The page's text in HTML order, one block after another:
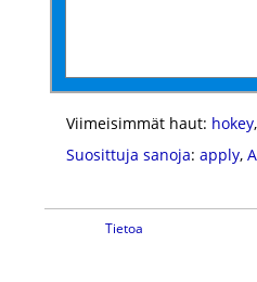
Viimeisimmät haut: hokey,
Suosittuja sanoja: apply,
Tietoa